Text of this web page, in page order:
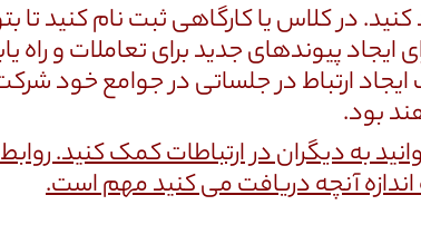
کنید. در کلاس یا کارگاهی ثبت نام کنید
پیوندهای جدید برای تعاملات و
ایجاد ارتباط در جلساتی در جوامع خود
بود.
به دیگران در ارتباطات کمک کنید.
آنچه دریافت می کنید مهم است.